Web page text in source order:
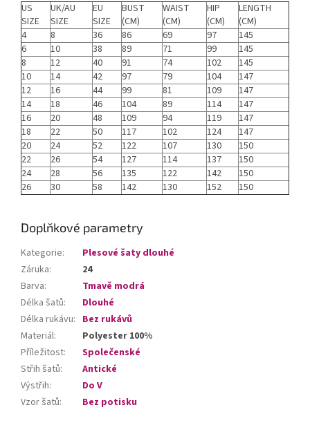
US
SIZE
UK/AU
SIZE
EU
SIZE
BUST
(CM)
WAIST
(CM)
HIP
(CM)
LENGTH
(CM)
4
8 36 86 69 97
145
6
10 38 89 71 99
145
8
12 40 91 74 102
145
10
14 42 97 79 104
147
12
16 44 99 81 109
147
14
18 46 104 89 114
147
16
20 48 109 94 119
147
18
22 50 117 102 124
147
20
24 52 122 107 130
150
22
26 54 127 114 137
150
24
28 56 135 122 142
150
26
30 58 142 130 152 150
Doplňkové parametry
Kategorie:
Plesové šaty dlouhé
Záruka:
24
Barva:
Tmavě modrá
Délka šatů:
Dlouhé
Délka rukávu: Bez rukávů
Materiál:
Polyester 100%
Příležitost:
Společenské
Střih šatů:
Antické
Výstřih:
Do V
Vzor šatů: Bez potisku